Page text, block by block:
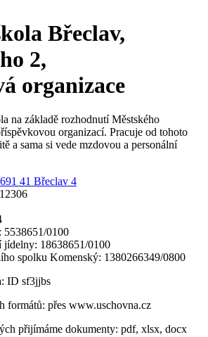
Břeclav,
2,
organizace
na základě rozhodnutí Městského
organizací. Pracuje od tohoto
a sama si vede mzdovou a personální
41 Břeclav 4
5538651/0100
jídelny: 18638651/0100
spolku Komenský: 1380266349/0800
ID sf3jjbs
formátů: přes www.uschovna.cz
přijímáme dokumenty: pdf, xlsx, docx